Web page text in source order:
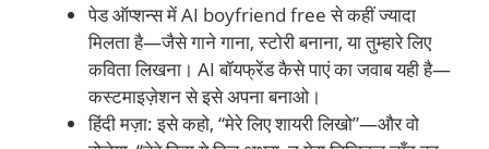
पेड ऑप्शन्स में AI boyfriend free से कहीं ज्यादा
मिलता है—जैसे गाने गाना, स्टोरी बनाना, या तुम्हारे लिए
कविता लिखना। AI बॉयफ्रेंड कैसे पाएं का जवाब यही है—
कस्टमाइज़ेशन से इसे अपना बनाओ।
हिंदी मज़ा: इसे कहो, “मेरे लिए शायरी लिखो”—और वो